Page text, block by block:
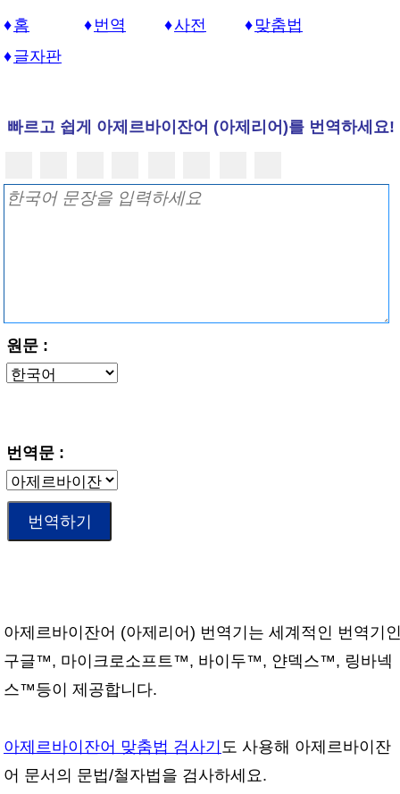
홈 번역 사전
맞춤법
글자판
빠르고 쉽게 아제르바이잔어 (아제리어)를 번역하세요!
원문 :
번역문 :
아제르바이잔어 (아제리어) 번역기는 세계적인 번역기
구글™, 마이크로소프트™, 바이두™, 얀덱스™, 링바넥
스™등이 제공합니다.
아제르바이잔어 맞춤법 검사기 도 사용해 아제르바이잔
어 문서의 문법/철자법을 검사하세요.